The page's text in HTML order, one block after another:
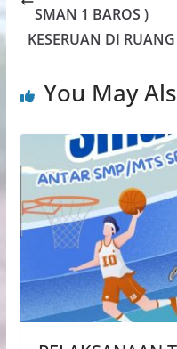
SMAN 1 BAROS )
KESERUAN DI
You May